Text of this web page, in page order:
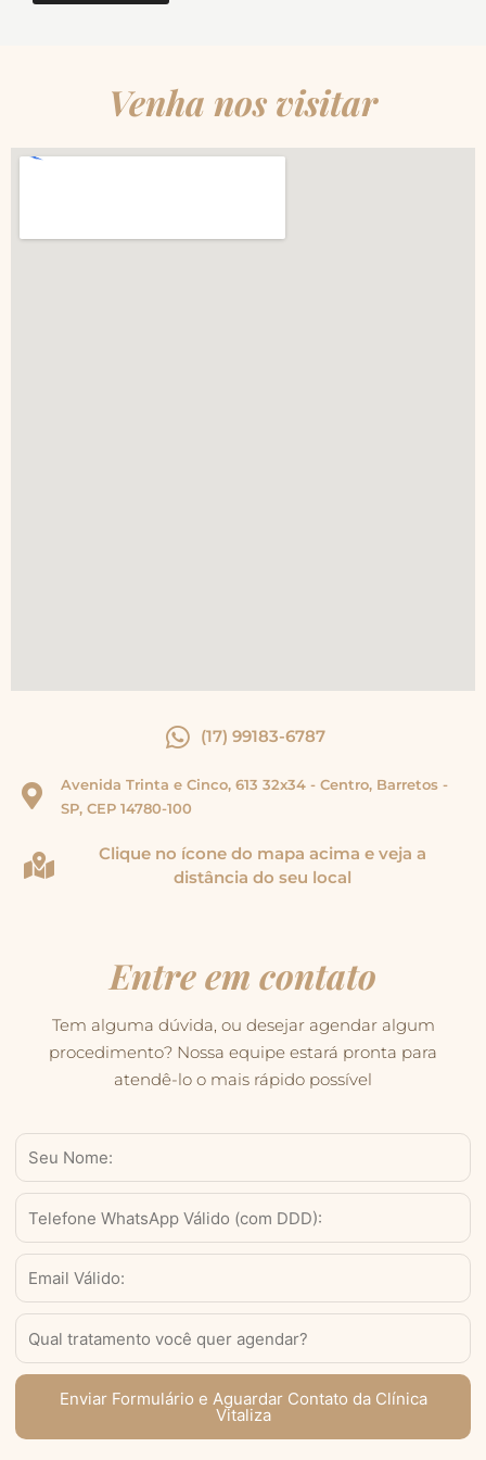
Venha nos visitar
(17) 99183-6787
Avenida Trinta e Cinco, 613 32x34 - Centro, Barretos -
SP, CEP 14780-100
Clique no ícone do mapa acima e veja a
distância do seu local
Entre em contato
Tem alguma dúvida, ou desejar agendar algum
procedimento? Nossa equipe estará pronta para
atendê-lo o mais rápido possível
Nome
WhatsApp
Válido
(com
DDD)
Email
Serviço
Enviar Formulário e Aguardar Contato da Clínica
Vitaliza